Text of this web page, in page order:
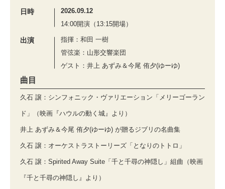
日時
2026.09.12
14:00開演（13:15開場）
出演
指揮：和田 一樹
管弦楽：山形交響楽団
ゲスト：井上 あずみ＆今尾 侑夕(ゆーゆ)
曲目
久石 譲：シンフォニック・ヴァリエーション「メリーゴーラン
ド」（映画『ハウルの動く城』より）
井上 あずみ＆今尾 侑夕(ゆーゆ) が贈るジブリの名曲集
久石 譲：オーケストラストーリーズ「となりのトトロ」
久石 譲：Spirited Away Suite「千と千尋の神隠し」組曲（映画
『千と千尋の神隠し』より）